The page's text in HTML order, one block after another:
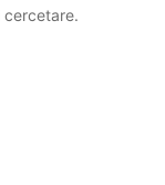
cercetare.